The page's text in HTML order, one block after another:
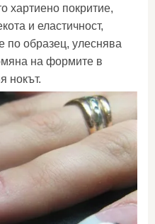
хартиено покритие,
и еластичност,
по образец, улеснява
на формите в
нокът.